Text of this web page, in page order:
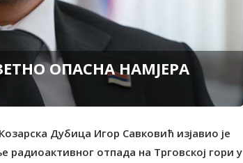
ОПАСНА НАМЈЕРА
Дубица Игор Савковић изјавио је
отпада на Tрговској гори у